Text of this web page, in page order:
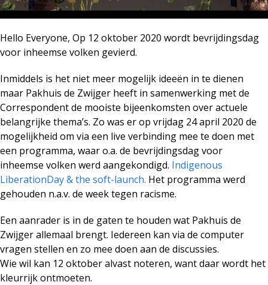
Hello Everyone, Op 12 oktober 2020 wordt bevrijdingsdag
voor inheemse volken gevierd.
Inmiddels is het niet meer mogelijk ideeën in te dienen
maar Pakhuis de Zwijger heeft in samenwerking met de
Correspondent de mooiste bijeenkomsten over actuele
belangrijke thema’s. Zo was er op vrijdag 24 april 2020 de
mogelijkheid om via een live verbinding mee te doen met
een programma, waar o.a. de bevrijdingsdag voor
inheemse volken werd aangekondigd. Indigenous
LiberationDay & the soft-launch. Het programma werd
gehouden n.a.v. de week tegen racisme.
Een aanrader is in de gaten te houden wat Pakhuis de
Zwijger allemaal brengt. Iedereen kan via de computer
vragen stellen en zo mee doen aan de discussies.
Wie wil kan 12 oktober alvast noteren, want daar wordt het
kleurrijk ontmoeten.